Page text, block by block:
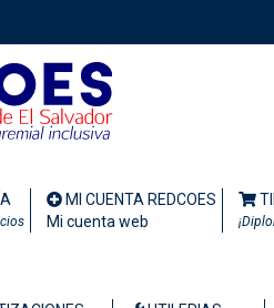
MI CUENTA REDCOES
Mi cuenta web